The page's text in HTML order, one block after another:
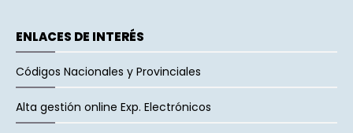
ENLACES DE INTERÉS
Códigos Nacionales y Provinciales
Alta gestión online Exp. Electrónicos